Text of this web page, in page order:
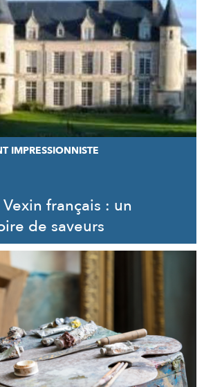
IMPRESSIONNISTE
français : un
de saveurs